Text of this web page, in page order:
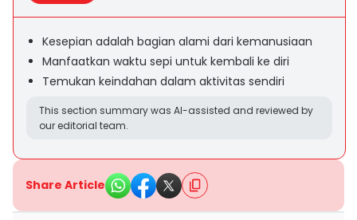
Kesepian adalah bagian alami dari kemanusiaan
Manfaatkan waktu sepi untuk kembali ke diri
Temukan keindahan dalam aktivitas sendiri
This section summary was AI-assisted and reviewed by
our editorial team.
Share Article